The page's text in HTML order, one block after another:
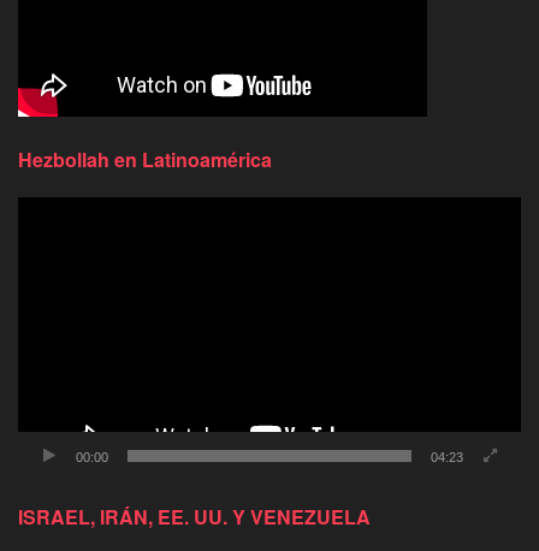
Hezbollah en Latinoamérica
00:00 04:23
ISRAEL, IRÁN, EE. UU. Y VENEZUELA